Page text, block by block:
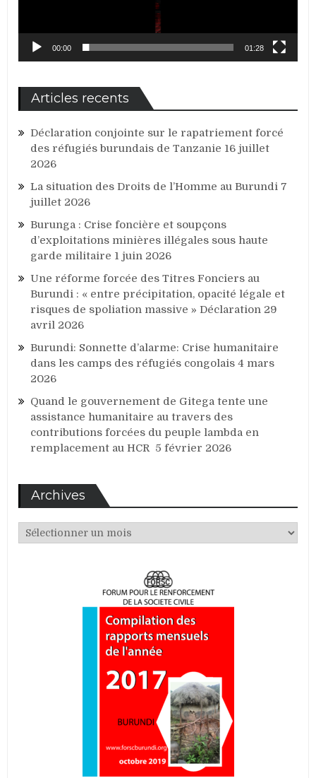
00:00 01:28
Articles recents
Déclaration conjointe sur le rapatriement forcé
des réfugiés burundais de Tanzanie 16 juillet
2026
La situation des Droits de l’Homme au Burundi 7
juillet 2026
Burunga : Crise foncière et soupçons
d’exploitations minières illégales sous haute
garde militaire 1 juin 2026
Une réforme forcée des Titres Fonciers au
Burundi : « entre précipitation, opacité légale et
risques de spoliation massive » Déclaration 29
avril 2026
Burundi: Sonnette d’alarme: Crise humanitaire
dans les camps des réfugiés congolais 4 mars
2026
Quand le gouvernement de Gitega tente une
assistance humanitaire au travers des
contributions forcées du peuple lambda en
remplacement au HCR 5 février 2026
Archives
Archives